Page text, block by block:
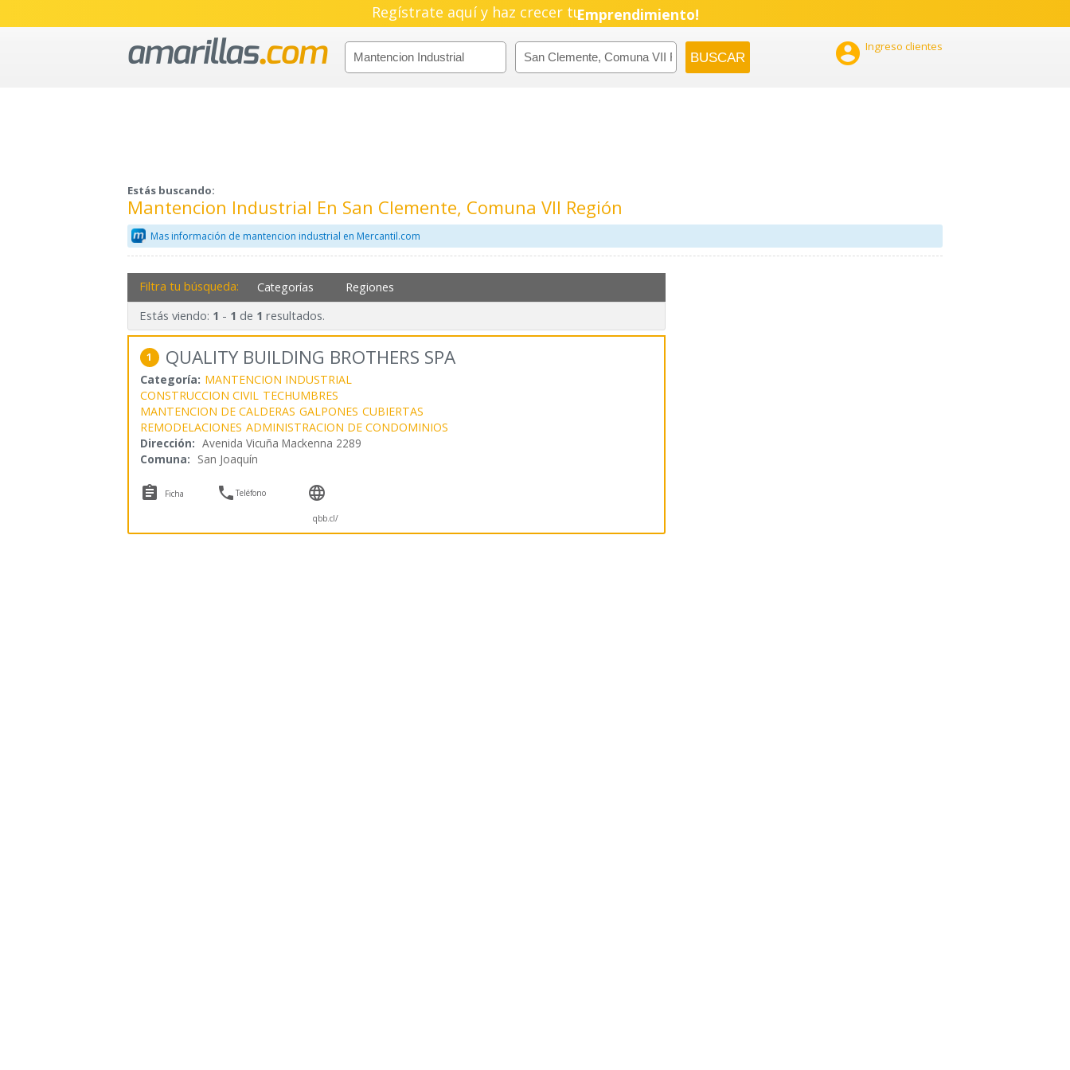
Regístrate aquí y haz crecer tuPyme!
Emprendimiento!
 Ingreso clientes
Estás buscando:
Mantencion Industrial En San Clemente, Comuna VII Región
Mas información de mantencion industrial en Mercantil.com
Filtra tu búsqueda: Categorías Regiones
Estás viendo: 1 - 1 de 1 resultados.
1 QUALITY BUILDING BROTHERS SPA
Categoría: MANTENCION INDUSTRIAL
CONSTRUCCION CIVIL TECHUMBRES
MANTENCION DE CALDERAS GALPONES CUBIERTAS
REMODELACIONES ADMINISTRACION DE CONDOMINIOS
Dirección: Avenida Vicuña Mackenna 2289
Comuna: San Joaquín
 Ficha Teléfono 
qbb.cl/